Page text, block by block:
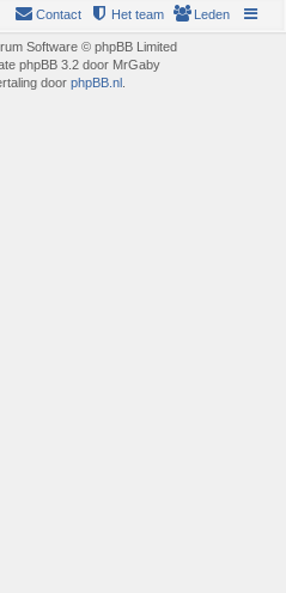
Leden
Het team
Contact
Software © phpBB Limited
phpBB 3.2 door MrGaby
door phpBB.nl